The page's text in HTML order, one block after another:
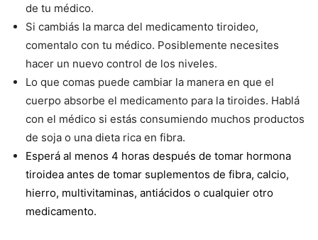
de tu médico.
Si cambiás la marca del medicamento tiroideo,
comentalo con tu médico. Posiblemente necesites
hacer un nuevo control de los niveles.
Lo que comas puede cambiar la manera en que el
cuerpo absorbe el medicamento para la tiroides. Hablá
con el médico si estás consumiendo muchos productos
de soja o una dieta rica en fibra.
Esperá al menos 4 horas después de tomar hormona
tiroidea antes de tomar suplementos de fibra, calcio,
hierro, multivitaminas, antiácidos o cualquier otro
medicamento.